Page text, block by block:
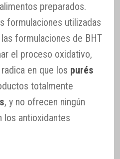
preparados.
formulaciones utilizadas
formulaciones de BHT
el proceso oxidativo,
en que los purés
totalmente
, y no ofrecen ningún
los antioxidantes